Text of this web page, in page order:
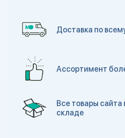
Доставка по
Ассортимент
Все товары сайта
складе